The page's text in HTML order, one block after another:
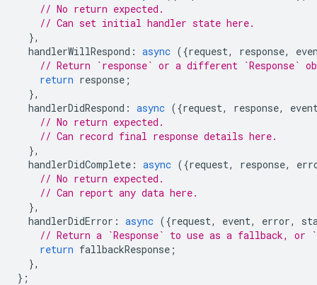
// No return expected.
// Can set initial handler state here.
},
handlerWillRespond : async ({request, response,
// Return `response` or a different `Response`
return response ;
},
handlerDidRespond : async ({request, response,
// No return expected.
// Can record final response details here.
},
handlerDidComplete : async ({request, response,
// No return expected.
// Can report any data here.
},
handlerDidError : async ({request, event, error,
// Return a `Response` to use as a fallback, or
return fallbackResponse ;
},
};